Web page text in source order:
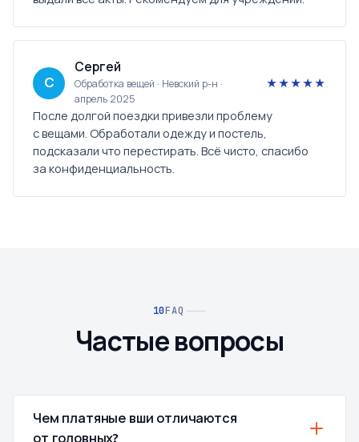
С
Сергей
Обработка вещей · Невский р-н ·
апрель 2025
★★★★★
После долгой поездки привезли проблему
с вещами. Обработали одежду и постель,
подсказали что перестирать. Всё чисто, спасибо
за конфиденциальность.
FAQ
Частые вопросы
Чем платяные вши отличаются
от головных?